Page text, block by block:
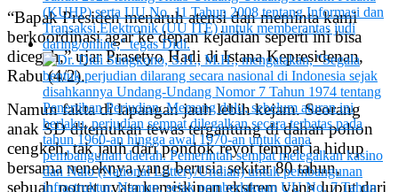
“Bapak Presiden menaruh atensi dan meminta kami
berkoordinasi agar ke depan kejadian seperti ini bisa
dicegah,” ujar Prasetyo Hadi di Istana Kepresidenan,
Rabu (4/2).
Namun fakta di lapangan jauh lebih kejam. Seorang
anak SD ditemukan tewas tergantung di dahan pohon
cengkeh, tak jauh dari pondok reyot tempat ia hidup
bersama neneknya yang berusia sekitar 80 tahun,
sebuah potret nyata kemiskinan ekstrem yang luput dari